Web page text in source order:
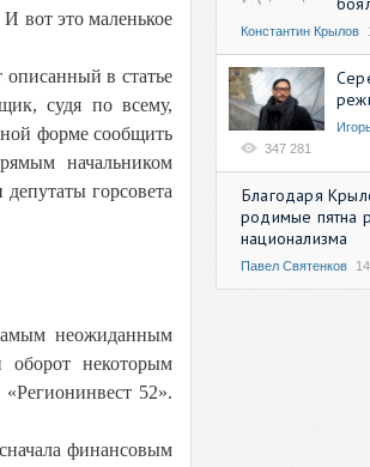
вот это маленькое
в статье
судя по всему,
форме сообщить
начальником
горсовета
неожиданным
оборот некоторым
52».
финансовым
Константин Крылов
347 281
Благодаря
родимые пятна
национализма
Павел Святенков